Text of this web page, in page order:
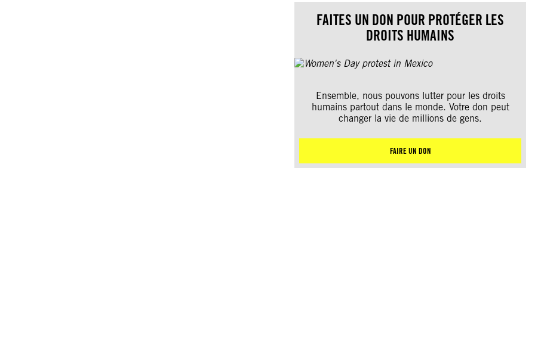
FAITES UN DON POUR PROTÉGER LES
DROITS HUMAINS
Ensemble, nous pouvons lutter pour les droits
humains partout dans le monde. Votre don peut
changer la vie de millions de gens.
FAIRE UN DON